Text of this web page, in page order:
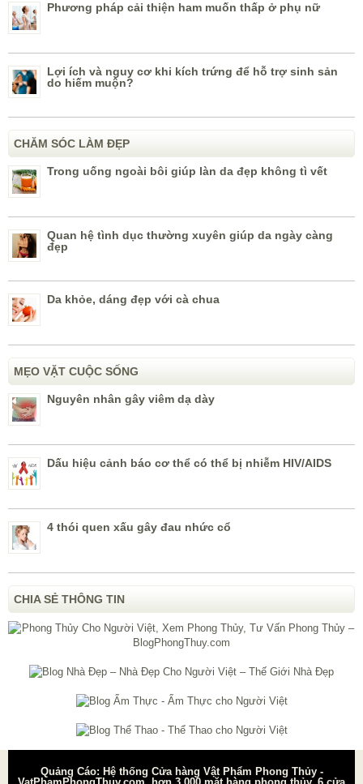
Phương pháp cải thiện ham muốn thấp ở phụ nữ
Lợi ích và nguy cơ khi kích trứng để hỗ trợ sinh sản
do hiếm muộn?
CHĂM SÓC LÀM ĐẸP
Trong uống ngoài bôi giúp làn da đẹp không tì vết
Quan hệ tình dục thường xuyên giúp da ngày càng
đẹp
Da khỏe, dáng đẹp với cà chua
MẸO VẶT CUỘC SỐNG
Nguyên nhân gây viêm dạ dày
Dấu hiệu cảnh báo cơ thể có thể bị nhiễm HIV/AIDS
4 thói quen xấu gây đau nhức cổ
CHIA SẺ THÔNG TIN
Quảng Cáo: Hệ thống Cửa hàng Vật Phẩm Phong Thủy -